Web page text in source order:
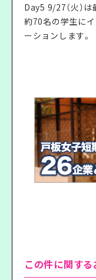
Day5 9/27（火）
約70名の学生に
ーションします。
この件に関す